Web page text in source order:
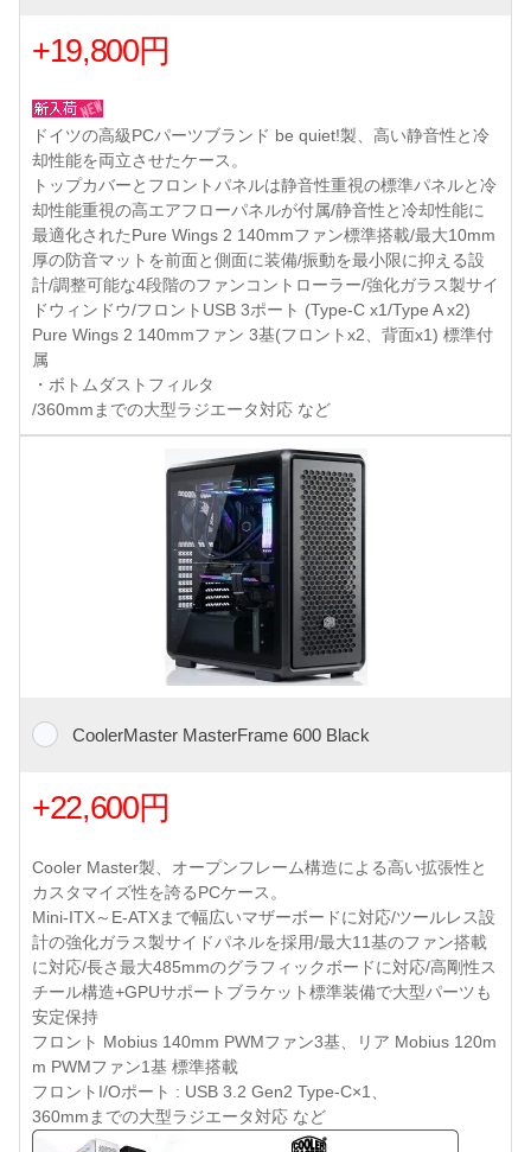
+19,800円
ドイツの高級PCパーツブランド be quiet!製、高い静音性と冷
却性能を両立させたケース。
トップカバーとフロントパネルは静音性重視の標準パネルと冷
却性能重視の高エアフローパネルが付属/静音性と冷却性能に
最適化されたPure Wings 2 140mmファン標準搭載/最大10mm
厚の防音マットを前面と側面に装備/振動を最小限に抑える設
計/調整可能な4段階のファンコントローラー/強化ガラス製サイ
ドウィンドウ/フロントUSB 3ポート (Type-C x1/Type A x2)
Pure Wings 2 140mmファン 3基(フロントx2、背面x1) 標準付
属
・ボトムダストフィルタ
/360mmまでの大型ラジエータ対応 など
CoolerMaster MasterFrame 600 Black
+22,600円
Cooler Master製、オープンフレーム構造による高い拡張性と
カスタマイズ性を誇るPCケース。
Mini-ITX～E-ATXまで幅広いマザーボードに対応/ツールレス設
計の強化ガラス製サイドパネルを採用/最大11基のファン搭載
に対応/長さ最大485mmのグラフィックボードに対応/高剛性ス
チール構造+GPUサポートブラケット標準装備で大型パーツも
安定保持
フロント Mobius 140mm PWMファン3基、リア Mobius 120m
m PWMファン1基 標準搭載
フロントI/Oポート : USB 3.2 Gen2 Type-C×1、
360mmまでの大型ラジエータ対応 など